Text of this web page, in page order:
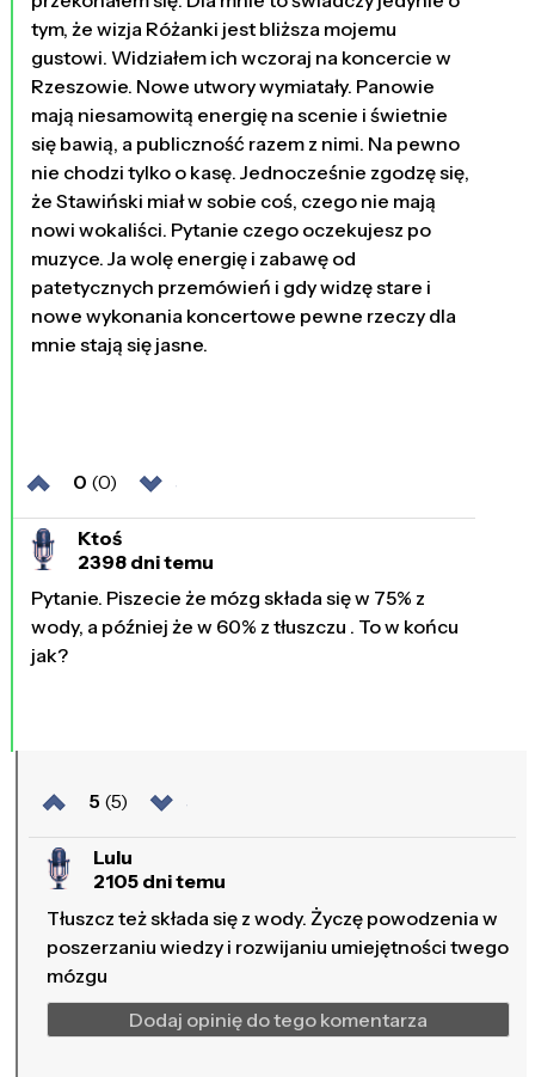
tym, że wizja Różanki jest bliższa mojemu
gustowi. Widziałem ich wczoraj na koncercie w
Rzeszowie. Nowe utwory wymiatały. Panowie
mają niesamowitą energię na scenie i świetnie
się bawią, a publiczność razem z nimi. Na pewno
nie chodzi tylko o kasę. Jednocześnie zgodzę się,
że Stawiński miał w sobie coś, czego nie mają
nowi wokaliści. Pytanie czego oczekujesz po
muzyce. Ja wolę energię i zabawę od
patetycznych przemówień i gdy widzę stare i
nowe wykonania koncertowe pewne rzeczy dla
mnie stają się jasne.
0 (0)
Ktoś
2398 dni temu
Pytanie. Piszecie że mózg składa się w 75% z
wody, a później że w 60% z tłuszczu . To w końcu
jak?
5 (5)
Lulu
2105 dni temu
Tłuszcz też składa się z wody. Życzę powodzenia w
poszerzaniu wiedzy i rozwijaniu umiejętności twego
mózgu
Dodaj opinię do tego komentarza